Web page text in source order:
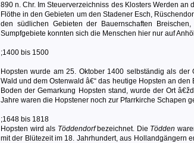
890 n. Chr. Im Steuerverzeichniss des Klosters Werden
Flöthe in den Gebieten um den Stadener Esch,
den südlichen Gebieten der Bauernschaften
Sumpfgebiete konnten sich die Menschen hier nur auf
;1400 bis 1500
Hopsten wurde am 25. Oktober 1400 selbständig als
Wald und dem Ostenwald â€“ das heutige Hopsten an
Boden der Gemarkung Hopsten stand, wurde der Ort
Jahre waren die Hopstener noch zur Pfarrkirche Schapen
;1648 bis 1818
Hopsten wird als Töddendorfbezeichnet. Die Tödden
mit der Blütezeit im 18. Jahrhundert, aus Hollandgängern